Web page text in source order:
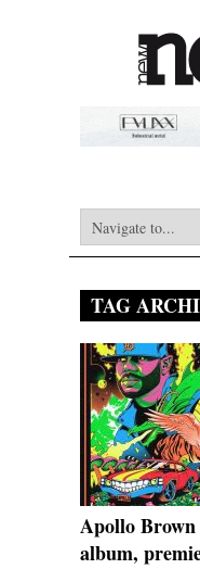
TAG
Apollo
album,